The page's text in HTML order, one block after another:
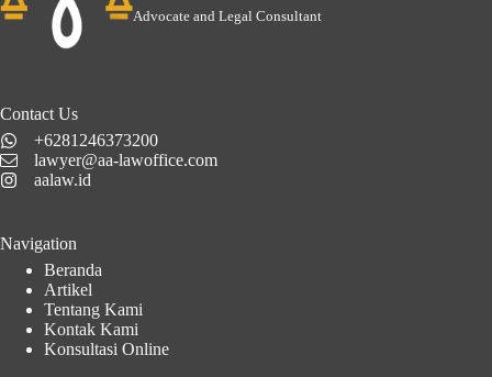
Advocate and Legal Consultant
Contact Us
+6281246373200
lawyer@aa-lawoffice.com
aalaw.id
Navigation
Beranda
Artikel
Tentang Kami
Kontak Kami
Konsultasi Online